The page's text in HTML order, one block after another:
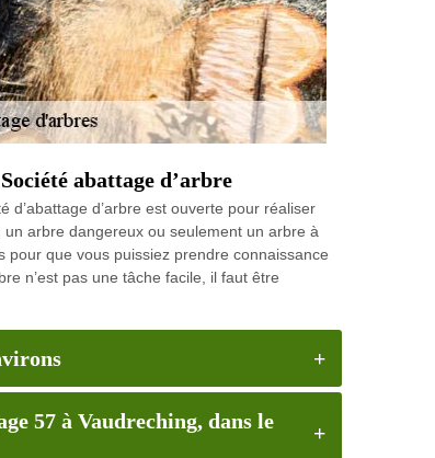
abattage d’arbre
d’abattage d’arbre est ouverte pour réaliser
arbre dangereux ou seulement un arbre à
que vous puissiez prendre connaissance
n’est pas une tâche facile, il faut être
57 à Vaudreching, dans le